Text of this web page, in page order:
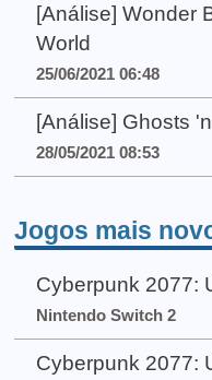
[Análise] Wonder
World
25/06/2021 06:48
[Análise] Ghosts
28/05/2021 08:53
Jogos mais
Cyberpunk 2077:
Nintendo Switch 2
Cyberpunk 2077: